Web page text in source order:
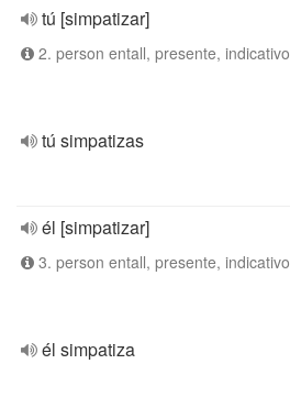
tú [simpatizar]
2. person entall, presente, indicativo
tú simpatizas
él [simpatizar]
3. person entall, presente, indicativo
él simpatiza